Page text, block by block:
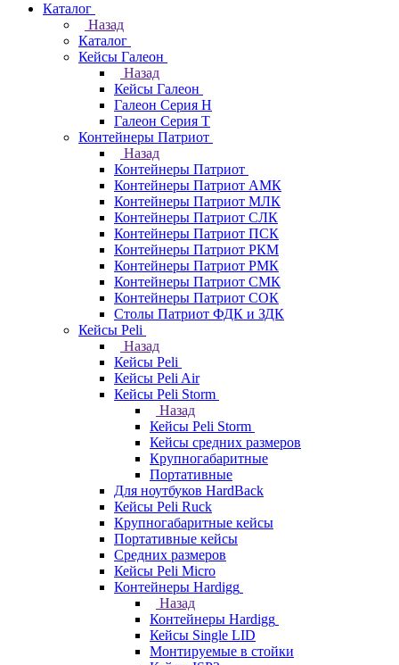
Каталог
Назад
Каталог
Кейсы Галеон
Назад
Кейсы Галеон
Галеон Серия Н
Галеон Серия Т
Контейнеры Патриот
Назад
Контейнеры Патриот
Контейнеры Патриот АМК
Контейнеры Патриот МЛК
Контейнеры Патриот CЛК
Контейнеры Патриот ПСК
Контейнеры Патриот РКМ
Контейнеры Патриот РМК
Контейнеры Патриот СМК
Контейнеры Патриот СОК
Столы Патриот ФДК и ЗДК
Кейсы Peli
Назад
Кейсы Peli
Кейсы Peli Air
Кейсы Peli Storm
Назад
Кейсы Peli Storm
Кейсы средних размеров
Крупногабаритные
Портативные
Для ноутбуков HardBack
Кейсы Peli Ruck
Крупногабаритные кейсы
Портативные кейсы
Средних размеров
Кейсы Peli Micro
Контейнеры Hardigg
Назад
Контейнеры Hardigg
Кейсы Single LID
Монтируемые в стойки